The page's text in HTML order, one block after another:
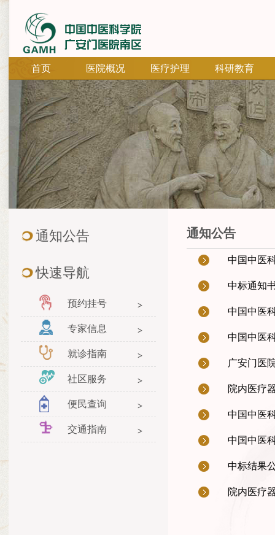
首页 医院概况 医疗护理 科研教育
通知公告
快速导航
预约挂号
专家信息
就诊指南
社区服务
便民查询
交通指南
通知公告
中国中医
中标通知
中国中医
中国中医
广安门医
院内医疗
中国中医
中国中医
中标结果
院内医疗